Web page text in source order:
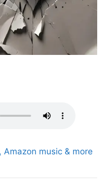
Amazon music & more